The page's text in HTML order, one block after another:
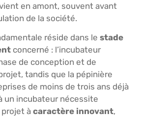
en amont, souvent avant
de la société.
réside dans le stade
concerné : l’incubateur
de conception et de
tandis que la pépinière
de moins de trois ans déjà
un incubateur nécessite
à caractère innovant,